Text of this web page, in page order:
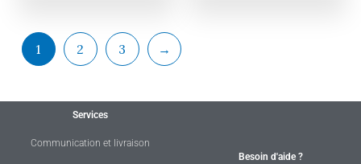
1 2 3 →
Services
Communication et livraison
Besoin d'aide ?